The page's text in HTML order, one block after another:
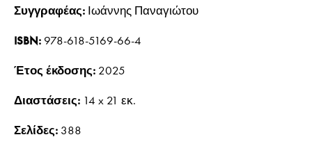
Συγγραφέας: Ιωάννης Παναγιώτου
ISBN: 978-618-5169-66-4
Έτος έκδοσης: 2025
Διαστάσεις: 14 x 21 εκ.
Σελίδες: 388